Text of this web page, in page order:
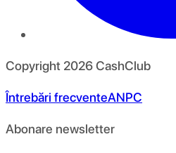
Copyright 2026CashClub
Întrebări frecventeANPC
Abonare newsletter